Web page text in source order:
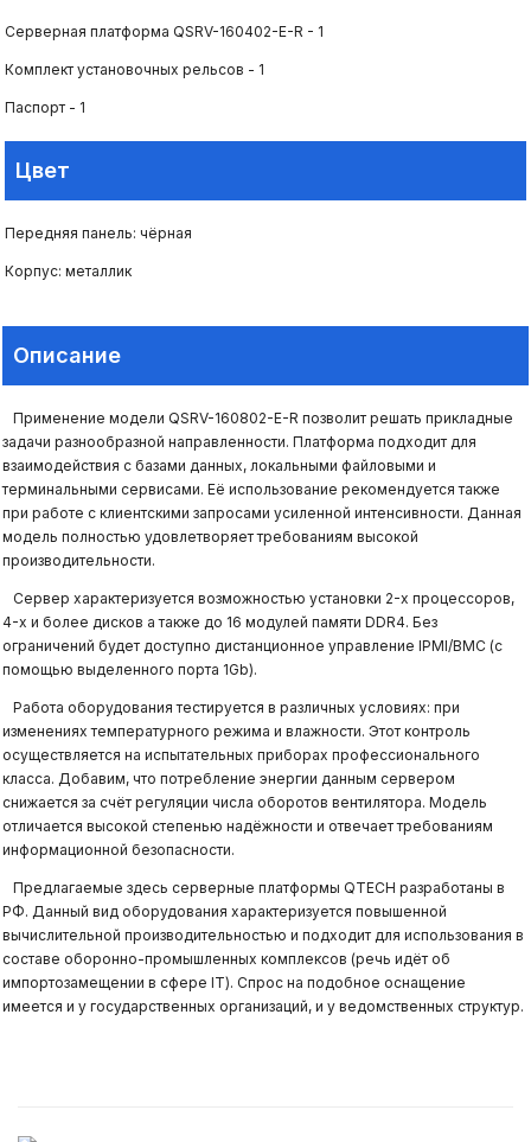
Серверная платформа QSRV-160402-E-R - 1
Комплект установочных рельсов - 1
Паспорт - 1
Цвет
Передняя панель: чёрная
Корпус: металлик
Описание
Применение модели QSRV-160802-E-R позволит решать прикладные
задачи разнообразной направленности. Платформа подходит для
взаимодействия с базами данных, локальными файловыми и
терминальными сервисами. Её использование рекомендуется также
при работе с клиентскими запросами усиленной интенсивности. Данная
модель полностью удовлетворяет требованиям высокой
производительности.
Сервер характеризуется возможностью установки 2-х процессоров,
4-х и более дисков а также до 16 модулей памяти DDR4. Без
ограничений будет доступно дистанционное управление IPMI/BMC (с
помощью выделенного порта 1Gb).
Работа оборудования тестируется в различных условиях: при
изменениях температурного режима и влажности. Этот контроль
осуществляется на испытательных приборах профессионального
класса. Добавим, что потребление энергии данным сервером
снижается за счёт регуляции числа оборотов вентилятора. Модель
отличается высокой степенью надёжности и отвечает требованиям
информационной безопасности.
Предлагаемые здесь серверные платформы QTECH разработаны в
РФ. Данный вид оборудования характеризуется повышенной
вычислительной производительностью и подходит для использования в
составе оборонно-промышленных комплексов (речь идёт об
импортозамещении в сфере IT). Спрос на подобное оснащение
имеется и у государственных организаций, и у ведомственных структур.